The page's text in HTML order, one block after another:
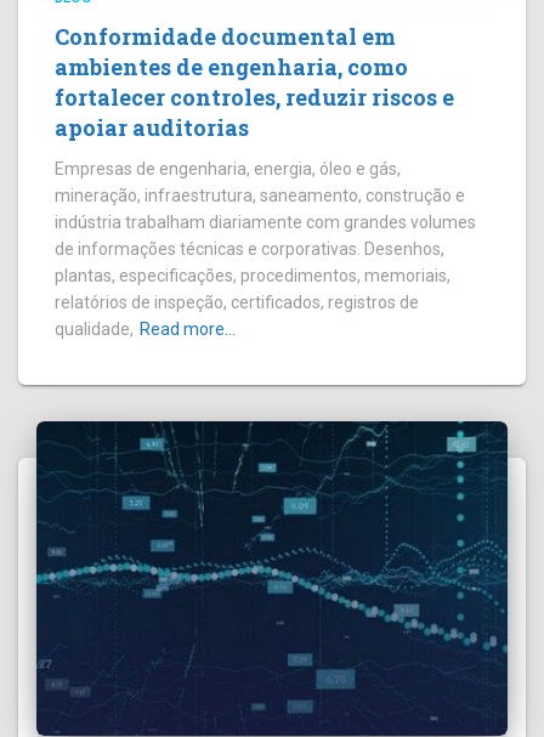
Conformidade documental em
ambientes de engenharia, como
fortalecer controles, reduzir riscos e
apoiar auditorias
Empresas de engenharia, energia, óleo e gás,
mineração, infraestrutura, saneamento, construção e
indústria trabalham diariamente com grandes volumes
de informações técnicas e corporativas. Desenhos,
plantas, especificações, procedimentos, memoriais,
relatórios de inspeção, certificados, registros de
qualidade, Read more…